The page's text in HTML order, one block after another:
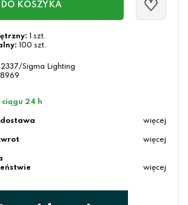
DO KOSZYKA
1 szt.
100 szt.
Sigma Lighting
ciągu 24 h
więcej
więcej
więcej